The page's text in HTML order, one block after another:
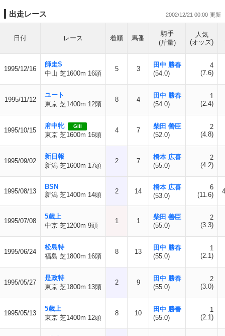
出走レース 2002/12/21 00:00
日付 レース 着順 馬番
騎手
(斤量)
人気
(オッズ)
1995/12/16
師走S
中山 芝1600m 16頭
5 3
田中 勝春
(54.0)
4
(7.6)
1995/11/12
ユート
東京 芝1400m 12頭
8 4
田中 勝春
(54.0)
1
(2.4)
1995/10/15
府中牝 GIII
東京 芝1600m 16頭
4 7
柴田 善臣
(52.0)
2
(4.8)
1995/09/02
新日報
新潟 芝1600m 17頭
2 7
橋本 広喜
(55.0)
2
(4.2)
1995/08/13
BSN
新潟 芝1400m 14頭
2 14
橋本 広喜
(53.0)
6
(11.6)
1995/07/08
5歳上
中京 芝1200m 9頭
1 1
柴田 善臣
(55.0)
2
(3.3)
1995/06/24
松島特
福島 芝1800m 16頭
8 13
田中 勝春
(55.0)
1
(2.1)
1995/05/27
是政特
東京 芝1800m 13頭
2 9
田中 勝春
(55.0)
2
(3.0)
1995/05/13
5歳上
東京 芝1400m 12頭
8 10
田中 勝春
(55.0)
1
(2.1)